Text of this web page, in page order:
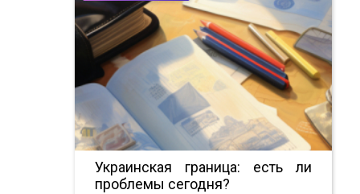
Украинская граница: есть ли
проблемы сегодня?